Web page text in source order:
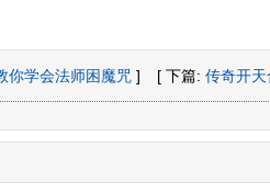
你学会法师困魔咒 ] [ 下篇: 传奇开